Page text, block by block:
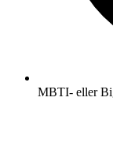
MBTI- eller